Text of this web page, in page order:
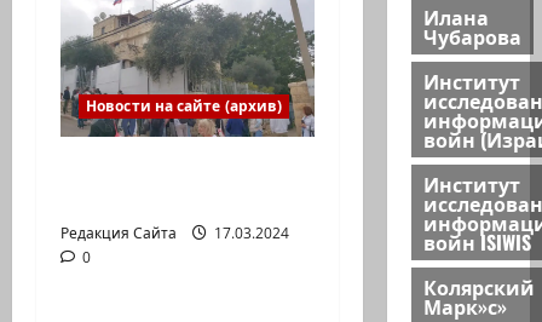
Новости на сайте (архив)
Редакция Сайта
17.03.2024
0Новости на сайте (архив)
Илана
Чубарова
Институт
войн
Институт
войн ISIWIS
Колярский
Марк»с»